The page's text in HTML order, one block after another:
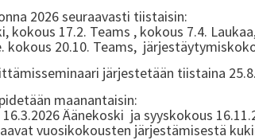
2026 seuraavasti tiistaisin:
kokous 17.2. Teams , kokous 7.4.
kokous 20.10. Teams,
järjestetään tiistaina
maanantaisin:
Äänekoski ja syyskokous
vuosikokousten järjestämisestä